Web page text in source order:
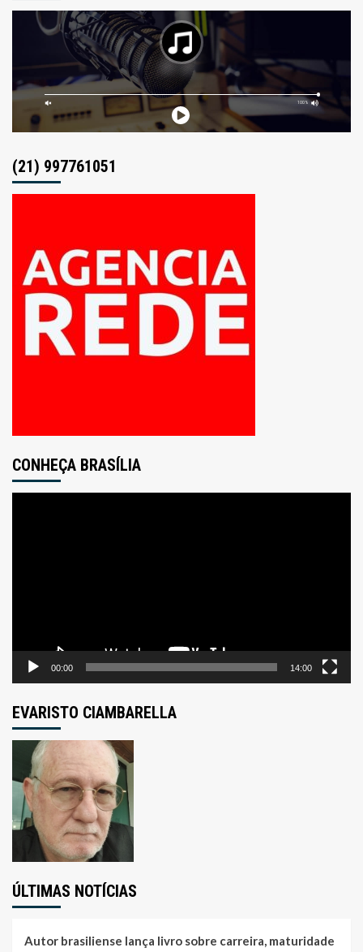
(21) 997761051
CONHEÇA BRASÍLIA
00:00 14:00
EVARISTO CIAMBARELLA
ÚLTIMAS NOTÍCIAS
Autor brasiliense lança livro sobre carreira, maturidade